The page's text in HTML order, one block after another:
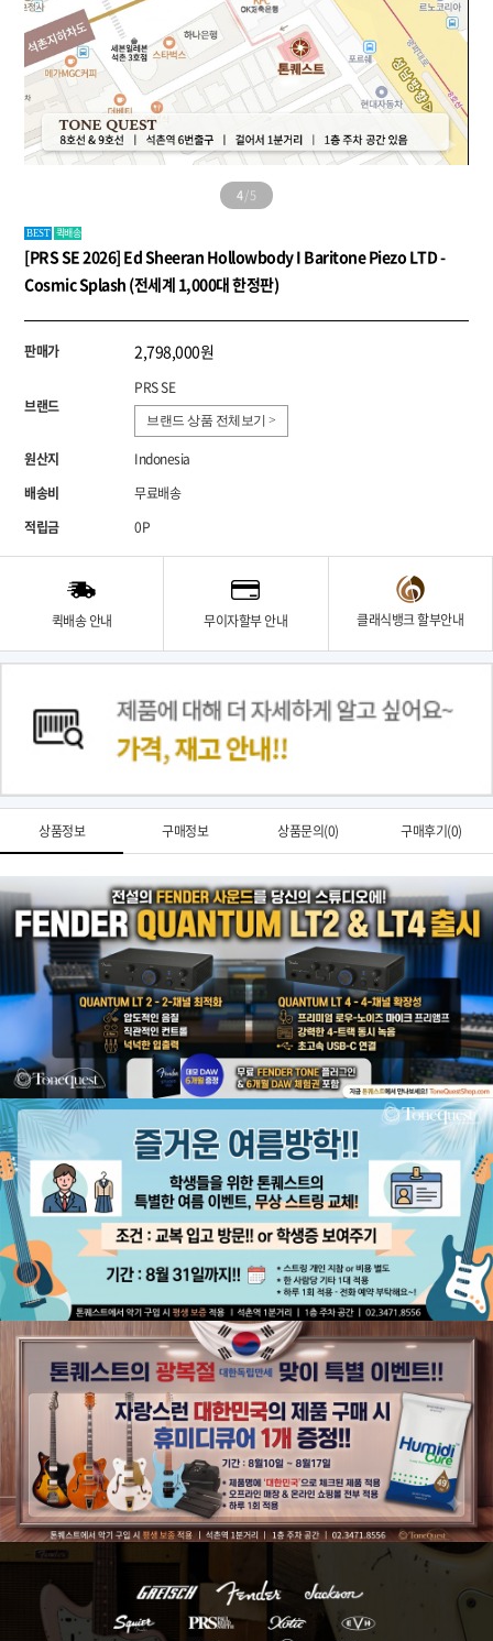
5/5
BEST 퀵배송
[PRS SE 2026] Ed Sheeran Hollowbody I Baritone Piezo LTD -
Cosmic Splash (전세계 1,000대 한정판)
판매가 2,798,000원
브랜드
PRS SE
브랜드 상품 전체보기 >
원산지
Indonesia
배송비
무료배송
적립금
0P
퀵배송 안내 무이자할부 안내 클래식뱅크 할부안내
상품정보 구매정보 상품문의(0) 구매후기(0)